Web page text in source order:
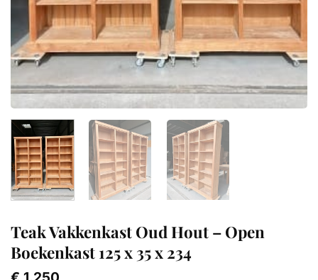
Teak Vakkenkast Oud Hout – Open
Boekenkast 125 x 35 x 234